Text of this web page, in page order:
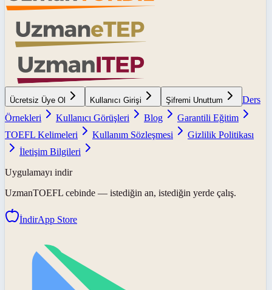
Ücretsiz Üye Ol Kullanıcı Girişi Şifremi Unuttum
Ders
Örnekleri
Kullanıcı Görüşleri Blog
Garantili Eğitim
TOEFL Kelimeleri
Kullanım Sözleşmesi
Gizlilik Politikası
İletişim Bilgileri
Uygulamayı indir
UzmanTOEFL cebinde — istediğin an, istediğin yerde çalış.
İndirApp Store